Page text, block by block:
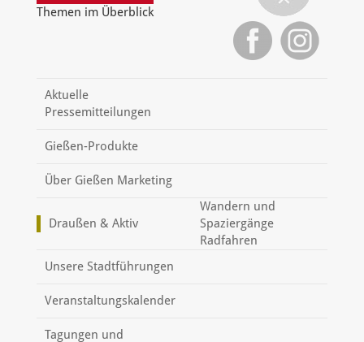
Themen im Überblick
Aktuelle
Pressemitteilungen
Gießen-Produkte
Über Gießen Marketing
Draußen & Aktiv
Wandern und
Spaziergänge
Radfahren
Unsere Stadtführungen
Veranstaltungskalender
Tagungen und